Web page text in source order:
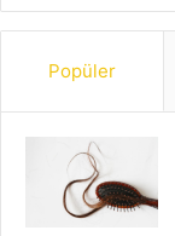
Popüler